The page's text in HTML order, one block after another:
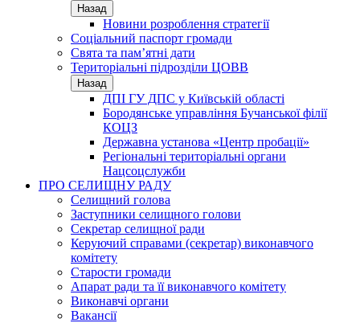
Назад
Новини розроблення стратегії
Соціальний паспорт громади
Свята та пам’ятні дати
Територіальні підрозділи ЦОВВ
Назад
ДПІ ГУ ДПС у Київській області
Бородянське управління Бучанської філії
КОЦЗ
Державна установа «Центр пробації»
Регіональні територіальні органи
Нацсоцслужби
ПРО СЕЛИЩНУ РАДУ
Селищний голова
Заступники селищного голови
Секретар селищної ради
Керуючий справами (секретар) виконавчого
комітету
Старости громади
Апарат ради та її виконавчого комітету
Виконавчі органи
Вакансії